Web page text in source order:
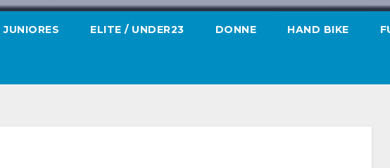
JUNIORES ELITE / UNDER23 DONNE HAND BIKE